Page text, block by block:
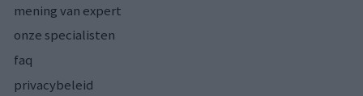
mening van expert
onze specialisten
faq
privacybeleid